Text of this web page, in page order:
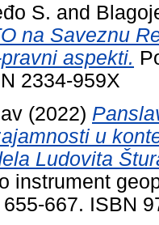
S. and
na Saveznu
aspekti.
2334-959X
(2022)
u
Ludovita
instrument
667. ISBN